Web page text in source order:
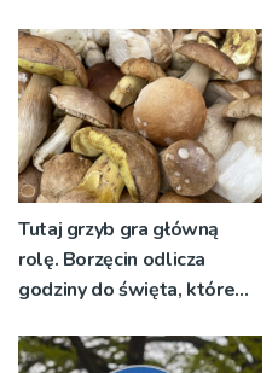
Tutaj grzyb gra główną
rolę. Borzęcin odlicza
godziny do święta, które
pokoleń